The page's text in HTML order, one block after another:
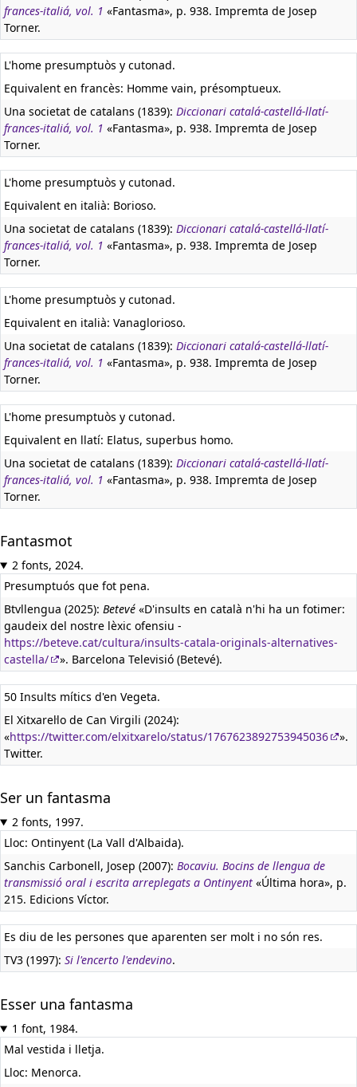
frances-italiá, vol. 1 «Fantasma», p. 938. Impremta de Josep
Torner.
L'home presumptuòs y cutonad.
Equivalent en francès: Homme vain, présomptueux.
Una societat de catalans (1839): Diccionari catalá-castellá-llatí-
frances-italiá, vol. 1 «Fantasma», p. 938. Impremta de Josep
Torner.
L'home presumptuòs y cutonad.
Equivalent en italià: Borioso.
Una societat de catalans (1839): Diccionari catalá-castellá-llatí-
frances-italiá, vol. 1 «Fantasma», p. 938. Impremta de Josep
Torner.
L'home presumptuòs y cutonad.
Equivalent en italià: Vanaglorioso.
Una societat de catalans (1839): Diccionari catalá-castellá-llatí-
frances-italiá, vol. 1 «Fantasma», p. 938. Impremta de Josep
Torner.
L'home presumptuòs y cutonad.
Equivalent en llatí: Elatus, superbus homo.
Una societat de catalans (1839): Diccionari catalá-castellá-llatí-
frances-italiá, vol. 1 «Fantasma», p. 938. Impremta de Josep
Torner.
Fantasmot
2 fonts, 2024.
Presumptuós que fot pena.
Btvllengua (2025): Betevé «D'insults en català n'hi ha un fotimer:
gaudeix del nostre lèxic ofensiu -
https://beteve.cat/cultura/insults-catala-originals-alternatives-
castella/
». Barcelona Televisió (Betevé).
50 Insults mítics d'en Vegeta.
El Xitxarel·lo de Can Virgili (2024):
«https://twitter.com/elxitxarelo/status/1767623892753945036
».
Twitter.
Ser un fantasma
2 fonts, 1997.
Lloc: Ontinyent (La Vall d'Albaida).
Sanchis Carbonell, Josep (2007): Bocaviu. Bocins de llengua de
transmissió oral i escrita arreplegats a Ontinyent «Última hora», p.
215. Edicions Víctor.
Es diu de les persones que aparenten ser molt i no són res.
TV3 (1997): Si l'encerto l'endevino.
Esser una fantasma
1 font, 1984.
Mal vestida i lletja.
Lloc: Menorca.